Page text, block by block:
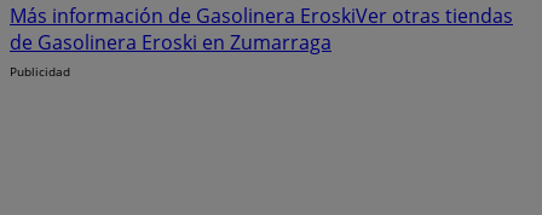
Más información de Gasolinera EroskiVer otras tiendas
de Gasolinera Eroski en Zumarraga
Publicidad